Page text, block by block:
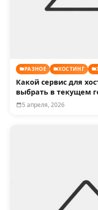
РАЗНОЕ ХОСТИНГ
Какой сервис для
выбрать в текущем
5 апреля, 2026